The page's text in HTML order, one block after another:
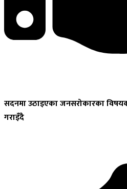
सदनमाउठाइएका जनसरोकारका
गराइँदै